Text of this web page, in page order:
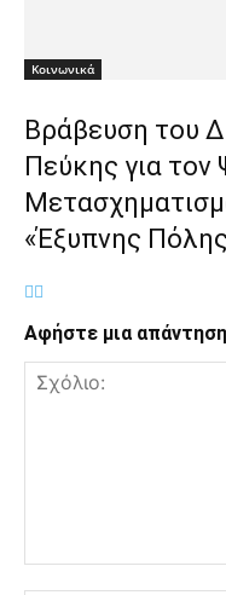
Κοινωνικά
Βράβευση του
Πεύκης για τον
«Έξυπνης
Αφήστε μια απάντηση